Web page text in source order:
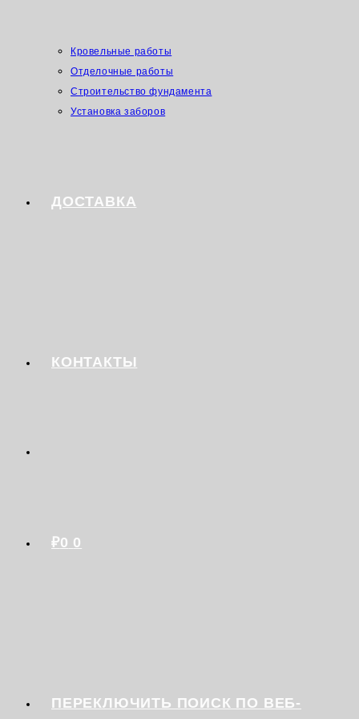
Кровельные работы
Отделочные работы
Строительство фундамента
Установка заборов
ДОСТАВКА
КОНТАКТЫ
₽0 0
ПЕРЕКЛЮЧИТЬ ПОИСК ПО ВЕБ-